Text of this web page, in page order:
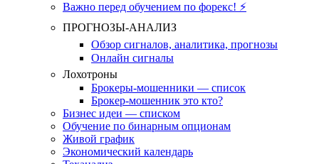
Важно перед обучением по форекс! ⚡
ПРОГНОЗЫ-АНАЛИЗ
Обзор сигналов, аналитика, прогнозы
Онлайн сигналы
Лохотроны
Брокеры-мошенники — список
Брокер-мошенник это кто?
Бизнес идеи — списком
Обучение по бинарным опционам
Живой график
Экономический календарь